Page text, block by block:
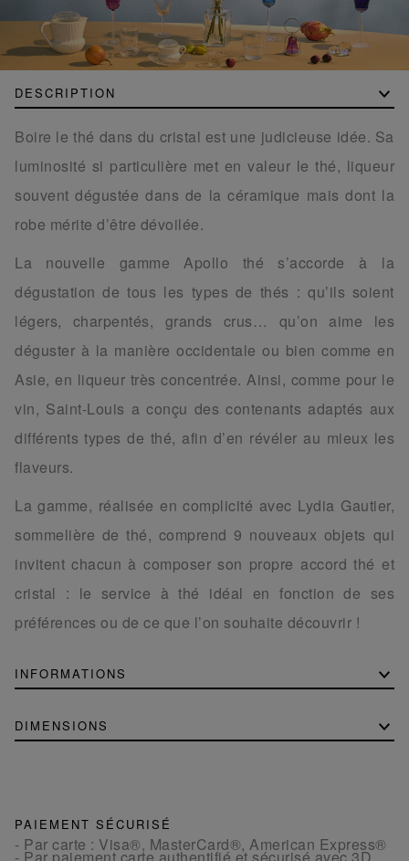
DESCRIPTION
Boire le thé dans du cristal est une judicieuse idée. Sa
luminosité si particulière met en valeur le thé, liqueur
souvent dégustée dans de la céramique mais dont la
robe mérite d’être dévoilée.
La nouvelle gamme Apollo thé s’accorde à la
dégustation de tous les types de thés : qu’ils soient
légers, charpentés, grands crus… qu’on aime les
déguster à la manière occidentale ou bien comme en
Asie, en liqueur très concentrée. Ainsi, comme pour le
vin, Saint-Louis a conçu des contenants adaptés aux
différents types de thé, afin d’en révéler au mieux les
flaveurs.
La gamme, réalisée en complicité avec Lydia Gautier,
sommelière de thé, comprend 9 nouveaux objets qui
invitent chacun à composer son propre accord thé et
cristal : le service à thé idéal en fonction de ses
préférences ou de ce que l’on souhaite découvrir !
INFORMATIONS
DIMENSIONS
PAIEMENT SÉCURISÉ
- Par carte : Visa®, MasterCard®, American Express®
- Par paiement carte authentifié et sécurisé avec 3D